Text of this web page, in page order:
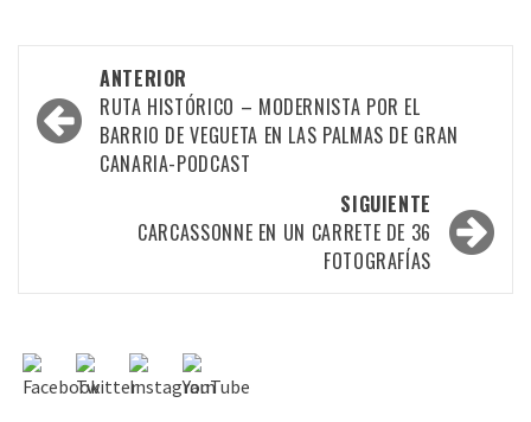
ANTERIOR
RUTA HISTÓRICO – MODERNISTA POR EL
BARRIO DE VEGUETA EN LAS PALMAS DE GRAN
CANARIA-PODCAST
SIGUIENTE
CARCASSONNE EN UN CARRETE DE 36
FOTOGRAFÍAS